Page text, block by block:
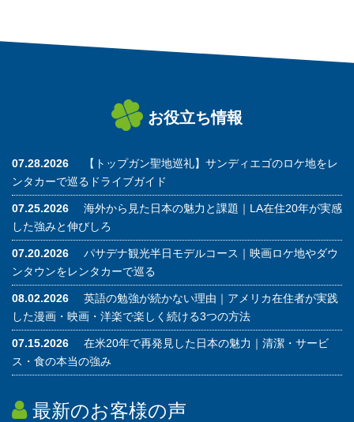
お役立ち情報
07.28.2026
【トップガン聖地巡礼】サンディエゴのロケ地をレ
ンタカーで巡るドライブガイド
07.25.2026
海外から見た日本の魅力と課題｜LA在住20年が実感
した強みと伸びしろ
07.20.2026
パサデナ観光半日モデルコース｜映画ロケ地やダウ
ンタウンをレンタカーで巡る
08.02.2026
英語の勉強が続かない理由｜アメリカ在住者が実践
した漫画・映画・洋楽で楽しく続ける3つの方法
07.15.2026
在米20年で再発見した日本の魅力｜清潔・サービ
ス・食の本当の強み
最新のお客様の声